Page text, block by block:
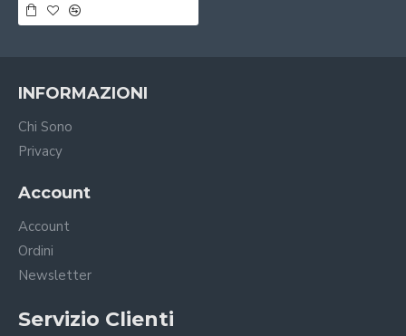
INFORMAZIONI
Chi Sono
Privacy
Account
Account
Ordini
Newsletter
Servizio Clienti